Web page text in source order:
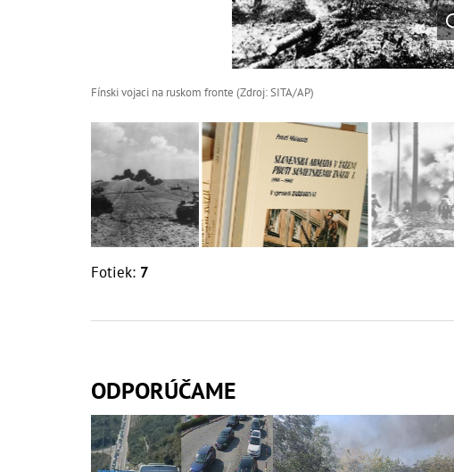
Fínski vojaci na ruskom fronte (Zdroj: SITA/AP)
Fotiek: 7
ODPORÚČAME